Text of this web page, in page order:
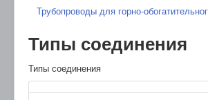
Трубопроводы для горно-
Типы соединения
Типы соединения